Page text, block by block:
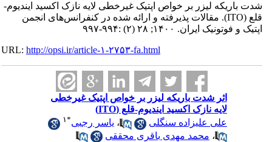
شدت باریکه لیزر بر خواص اپتیک غیرخطی لایه نازک اکسید ایندیوم-
قلع (ITO). مقالات پذیرفته و ارائه شده در کنفرانس‌های انجمن
اپتیک و فوتونیک ایران. ۱۴۰۰; ۲۸ (۲) :۹۹۴-۹۹۷
URL:http://opsi.ir/article-۱-۲۷۵۳-fa.html
اثر شدت باریکه لیزر بر خواص اپتیک غیرخطی
لایه نازک اکسید ایندیوم-قلع (ITO)
علی علیزاده سنگلی
،یاسر رجبی ۱
،محمد مهدی باقری محققی